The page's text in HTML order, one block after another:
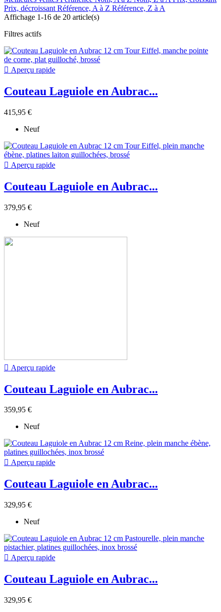
Prix, décroissant Référence, A à Z Référence, Z à A
Affichage 1-16 de 20 article(s)
Filtres actifs
 Aperçu rapide
Couteau Laguiole en Aubrac...
415,95 €
Neuf
 Aperçu rapide
Couteau Laguiole en Aubrac...
379,95 €
Neuf
 Aperçu rapide
Couteau Laguiole en Aubrac...
359,95 €
Neuf
 Aperçu rapide
Couteau Laguiole en Aubrac...
329,95 €
Neuf
 Aperçu rapide
Couteau Laguiole en Aubrac...
329,95 €